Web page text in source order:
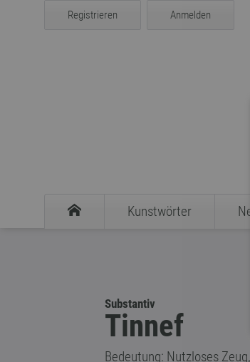
Registrieren Anmelden
Kunstwörter
Substantiv
Tinnef
Bedeutung: Nutzloses